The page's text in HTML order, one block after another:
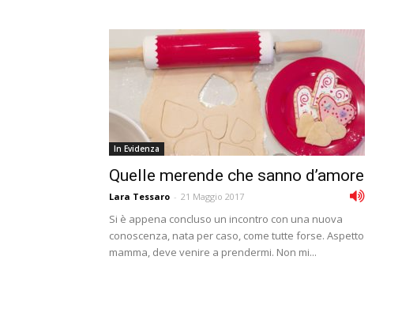
In Evidenza
Quelle merende che sanno d’amore
Lara Tessaro - 21 Maggio 2017
Si è appena concluso un incontro con una nuova
conoscenza, nata per caso, come tutte forse. Aspetto
mamma, deve venire a prendermi. Non mi...